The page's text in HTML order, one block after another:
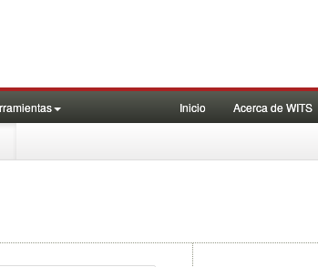
Inicio Acerca de WITS